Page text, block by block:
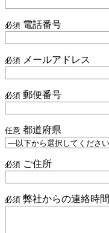
必須 電話番号
必須 メールアドレス
必須 郵便番号
任意 都道府県
必須 ご住所
必須 弊社からの連絡時間